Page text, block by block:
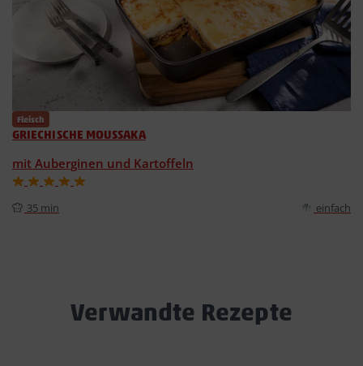
Fleisch
GRIECHISCHE MOUSSAKA
mit Auberginen und Kartoffeln
35 min einfach
Verwandte Rezepte